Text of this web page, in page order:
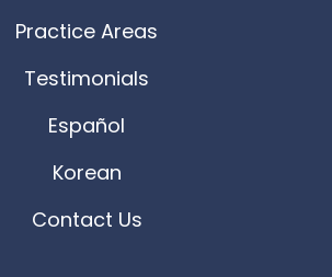
Practice Areas
Testimonials
Español
Korean
Contact Us